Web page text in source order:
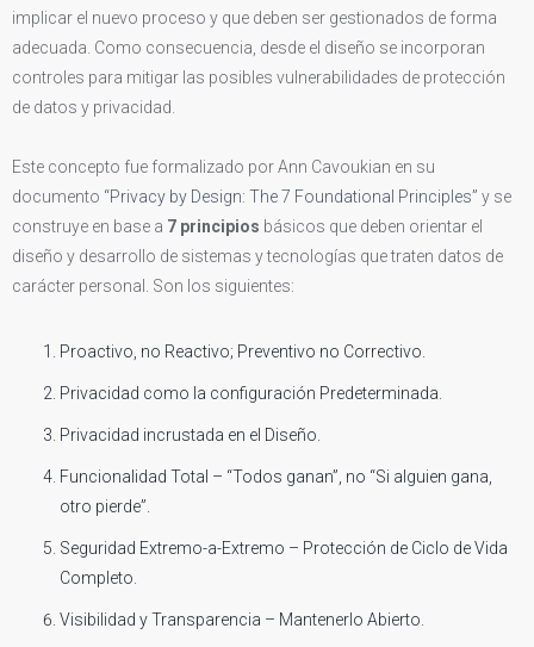
implicar el nuevo proceso y que deben ser gestionados de forma
adecuada. Como consecuencia, desde el diseño se incorporan
controles para mitigar las posibles vulnerabilidades de protección
de datos y privacidad.
Este concepto fue formalizado por Ann Cavoukian en su
documento “Privacy by Design: The 7 Foundational Principles” y se
construye en base a 7 principios básicos que deben orientar el
diseño y desarrollo de sistemas y tecnologías que traten datos de
carácter personal. Son los siguientes:
Proactivo, no Reactivo; Preventivo no Correctivo.
Privacidad como la configuración Predeterminada.
Privacidad incrustada en el Diseño.
Funcionalidad Total – “Todos ganan”, no “Si alguien gana,
otro pierde”.
Seguridad Extremo-a-Extremo – Protección de Ciclo de Vida
Completo.
Visibilidad y Transparencia – Mantenerlo Abierto.